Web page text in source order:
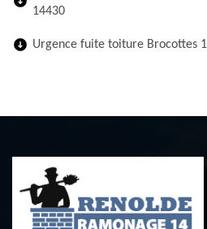
14430
Urgence fuite toiture Brocottes